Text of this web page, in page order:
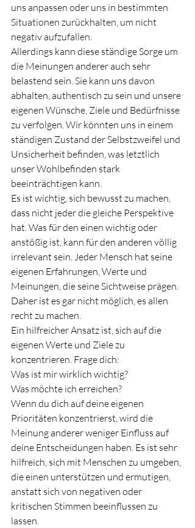
uns anpassen oder uns in bestimmten
Situationen zurückhalten, um nicht
negativ aufzufallen.
Allerdings kann diese ständige Sorge um
die Meinungen anderer auch sehr
belastend sein. Sie kann uns davon
abhalten, authentisch zu sein und unsere
eigenen Wünsche, Ziele und Bedürfnisse
zu verfolgen. Wir könnten uns in einem
ständigen Zustand der Selbstzweifel und
Unsicherheit befinden, was letztlich
unser Wohlbefinden stark
beeinträchtigen kann.
Es ist wichtig, sich bewusst zu machen,
dass nicht jeder die gleiche Perspektive
hat. Was für den einen wichtig oder
anstößig ist, kann für den anderen völlig
irrelevant sein. Jeder Mensch hat seine
eigenen Erfahrungen, Werte und
Meinungen, die seine Sichtweise prägen.
Daher ist es gar nicht möglich, es allen
recht zu machen.
Ein hilfreicher Ansatz ist, sich auf die
eigenen Werte und Ziele zu
konzentrieren. Frage dich:
Was ist mir wirklich wichtig?
Was möchte ich erreichen?
Wenn du dich auf deine eigenen
Prioritäten konzentrierst, wird die
Meinung anderer weniger Einfluss auf
deine Entscheidungen haben. Es ist sehr
hilfreich, sich mit Menschen zu umgeben,
die einen unterstützen und ermutigen,
anstatt sich von negativen oder
kritischen Stimmen beeinflussen zu
lassen.